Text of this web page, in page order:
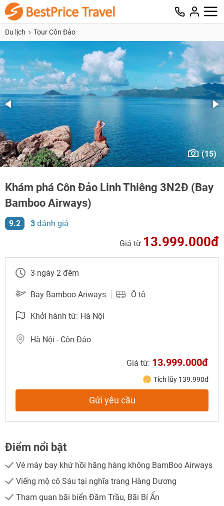
Du lịch Tour Côn Đảo
(15)
Khám phá Côn Đảo Linh Thiêng 3N2Đ (Bay
Bamboo Airways)
9.2 3 đánh giá
Giá từ 13.999.000đ
3 ngày 2 đêm
Bay Bamboo Ariways Ô tô
Khởi hành từ: Hà Nội
Hà Nội - Côn Đảo
Giá từ: 13.999.000đ
Tích lũy 139.990đ
Gửi yêu cầu
Điểm nổi bật
Vé máy bay khứ hồi hãng hàng không BamBoo Airways
Viếng mộ cô Sáu tại nghĩa trang Hàng Dương
Tham quan bãi biển Đầm Trầu, Bãi Bí Ẩn
NHẬN ƯU ĐÃI NGAY
Gửi yêu cầu